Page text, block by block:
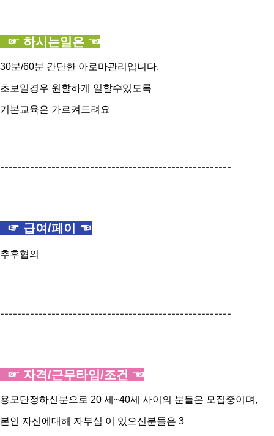
☞ 하시는일은 ☜
30분/60분 간단한 아로마관리입니다.
초보일경우 원할하게 일할수있도록
기본교육은 가르켜드려요
------------------------------------------------------
☞ 급여/페이 ☜
추후협의
------------------------------------------------------
☞ 자격/근무타임/조건 ☜
용모단정하신분으로 20 세~40세 사이의 분들은 모집중이며,
본인 자신에대해 자부심 이 있으신분들은 3